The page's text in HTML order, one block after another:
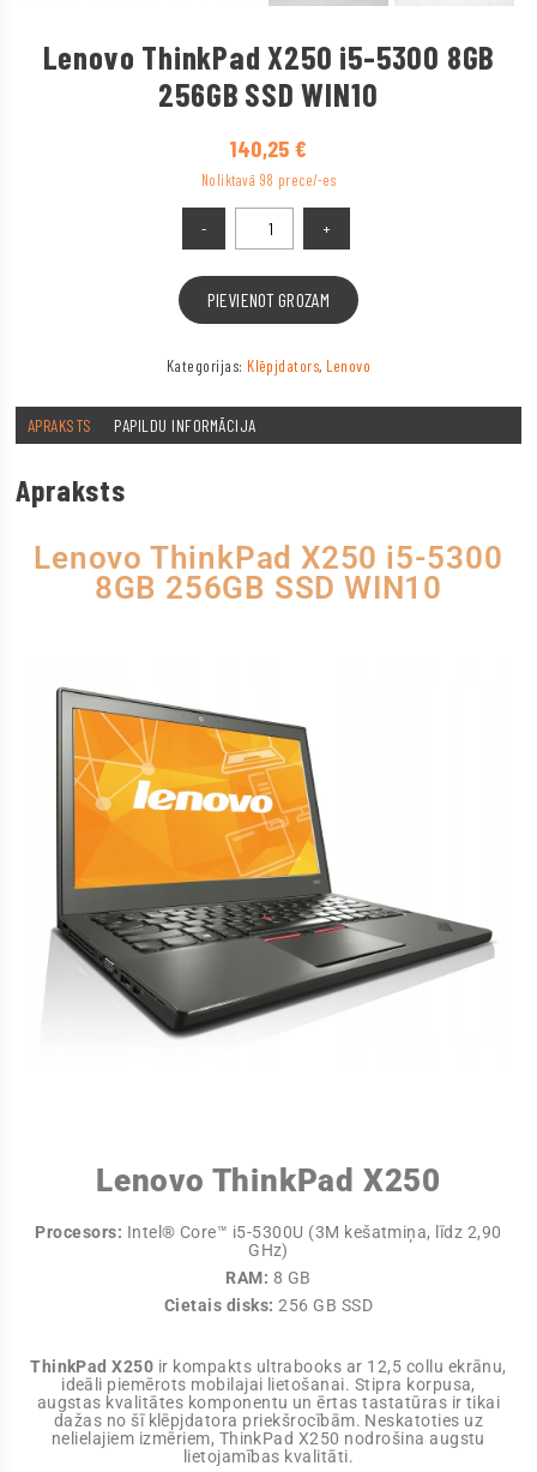
Lenovo ThinkPad X250 i5-5300 8GB
256GB SSD WIN10
140,25€
Noliktavā 98 prece/-es
PIEVIENOT GROZAM
Kategorijas: Klēpjdators, Lenovo
APRAKSTS PAPILDU INFORMĀCIJA
Apraksts
Lenovo ThinkPad X250 i5-5300
8GB 256GB SSD WIN10
Lenovo ThinkPad X250
Procesors: Intel® Core™ i5-5300U (3M kešatmiņa, līdz 2,90
GHz)
RAM: 8 GB
Cietais disks: 256 GB SSD
ThinkPad X250 ir kompakts ultrabooks ar 12,5 collu ekrānu,
ideāli piemērots mobilajai lietošanai. Stipra korpusa,
augstas kvalitātes komponentu un ērtas tastatūras ir tikai
dažas no šī klēpjdatora priekšrocībām. Neskatoties uz
nelielajiem izmēriem, ThinkPad X250 nodrošina augstu
lietojamības kvalitāti.